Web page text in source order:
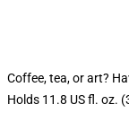
Coffee, tea, or art?
Holds 11.8 US fl. oz.